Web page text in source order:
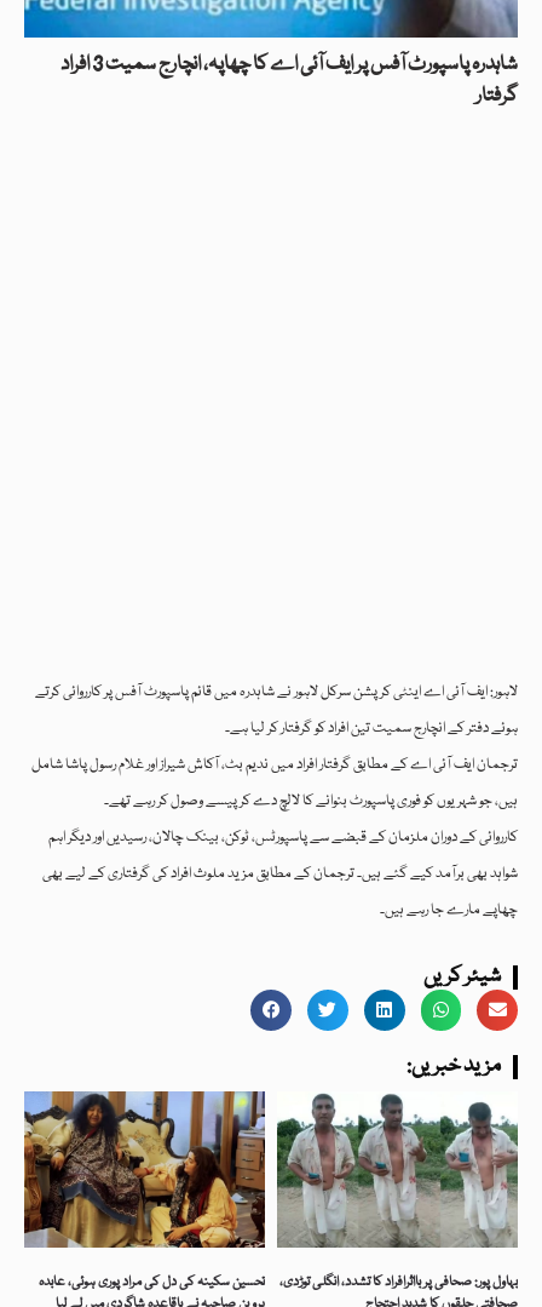
شاہدرہ پاسپورٹ آفس پر ایف آئی اے کا چھاپہ، انچارج سمیت 3 افراد
گرفتار
لاہور: ایف آئی اے اینٹی کرپشن سرکل لاہور نے شاہدرہ میں قائم پاسپورٹ آفس پر کارروائی کرتے
ہوئے دفتر کے انچارج سمیت تین افراد کو گرفتار کر لیا ہے۔
ترجمان ایف آئی اے کے مطابق گرفتار افراد میں ندیم بٹ، آکاش شیراز اور غلام رسول پاشا شامل
ہیں، جو شہریوں کو فوری پاسپورٹ بنوانے کا لالچ دے کر پیسے وصول کر رہے تھے۔
کارروائی کے دوران ملزمان کے قبضے سے پاسپورٹس، ٹوکن، بینک چالان، رسیدیں اور دیگر اہم
شواہد بھی برآمد کیے گئے ہیں۔ ترجمان کے مطابق مزید ملوث افراد کی گرفتاری کے لیے بھی
چھاپے مارے جا رہے ہیں۔
شیئر کریں
:مزید خبریں
تحسین سکینہ کی دل کی مراد پوری ہوئی، عابدہ
بہاول پور: صحافی پر بااثرافراد کا تشدد، انگلی توڑدی،